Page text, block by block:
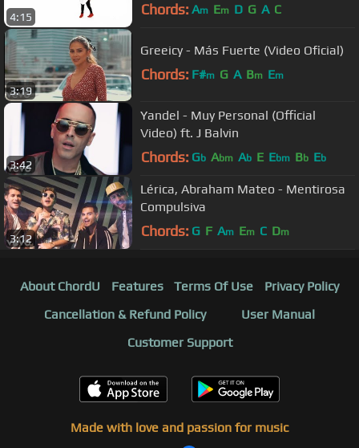
4:15 Chords: Am Em D G A C
3:19
Greeicy - Más Fuerte (Video Oficial)
Chords: F#m G A Bm Em
3:42
Yandel - Muy Personal (Official
Video) ft. J Balvin
Chords: Gb Abm Ab E Ebm Bb Eb
3:12
Lérica, Abraham Mateo - Mentirosa
Compulsiva
Chords: G F Am Em C Dm
About ChordU Features Terms Of Use
Privacy Policy
Cancellation & Refund Policy
User Manual
Customer Support
Made with love and passion for music